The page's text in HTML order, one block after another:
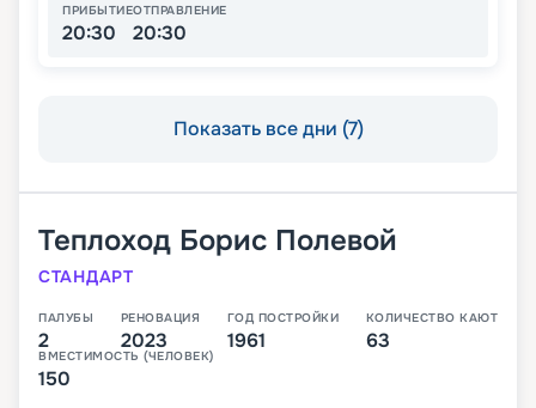
ПРИБЫТИЕ
20:30
ОТПРАВЛЕНИЕ
20:30
Показать все дни (7)
Теплоход Борис Полевой
СТАНДАРТ
ПАЛУБЫ
2
РЕНОВАЦИЯ
2023
ГОД ПОСТРОЙКИ
1961
КОЛИЧЕСТВО КАЮТ
63
ВМЕСТИМОСТЬ (ЧЕЛОВЕК)
150